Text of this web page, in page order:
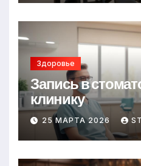
Здоровье
Запись в
клинику
25 МАРТА 2026